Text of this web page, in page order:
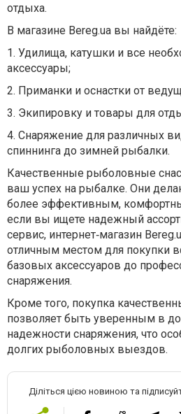
отдыха.
В магазине Bereg.ua вы найдёте:
1. Удилища, катушки и все
аксессуары;
2. Приманки и оснастки от
3. Экипировку и товары для
4. Снаряжение для различных
спиннинга до зимней рыбалки.
Качественные рыболовные
ваш успех на рыбалке. Они
более эффективным,
если вы ищете надежный
сервис, интернет‑магазин
отличным местом для покупки
базовых аксессуаров до профе
снаряжения.
Кроме того, покупка
позволяет быть уверенным в
надежности снаряжения, что
долгих рыболовных выездов.
Діліться цією новиною та